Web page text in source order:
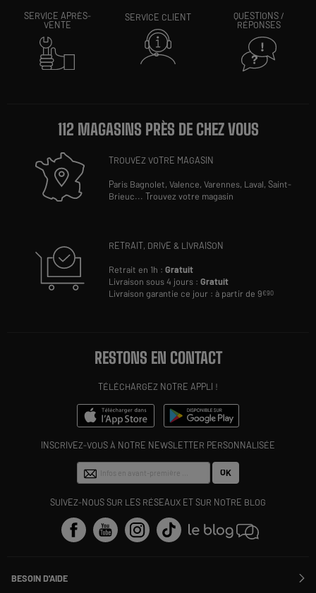
SERVICE APRÈS-
VENTE
SERVICE CLIENT
QUESTIONS /
RÉPONSES
112 MAGASINS PRÈS DE CHEZ VOUS
TROUVEZ VOTRE MAGASIN
Paris Bagnolet,Valence,Varennes, Laval,Saint-
Brieuc...Trouvez votre magasin
RETRAIT, DRIVE & LIVRAISON
Retrait en 1h :Gratuit
Livraison sous 4 jours :Gratuit
Livraison garantie ce jour : à partir de 9€90
RESTONS EN CONTACT
TÉLÉCHARGEZ NOTRE APPLI !
INSCRIVEZ-VOUS À NOTRE NEWSLETTER PERSONNALISÉE
OK
SUIVEZ-NOUS SUR LES RÉSEAUX ET SUR NOTRE BLOG
BESOIN D'AIDE